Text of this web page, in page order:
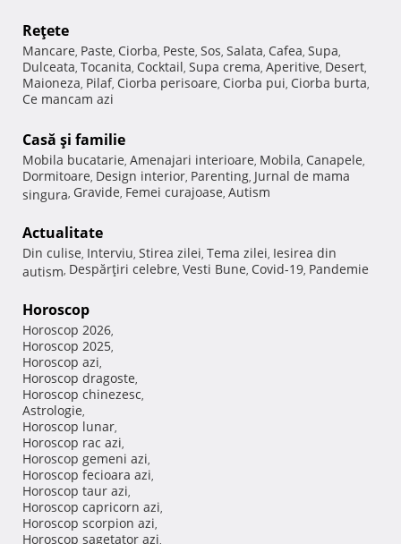
Reţete
Mancare, Paste, Ciorba, Peste, Sos, Salata, Cafea, Supa,
Dulceata, Tocanita, Cocktail, Supa crema, Aperitive, Desert,
Maioneza, Pilaf, Ciorba perisoare, Ciorba pui, Ciorba burta,
Ce mancam azi
Casă şi familie
Mobila bucatarie, Amenajari interioare, Mobila, Canapele,
Dormitoare, Design interior, Parenting, Jurnal de mama
singura, Gravide, Femei curajoase, Autism
Actualitate
Din culise, Interviu, Stirea zilei, Tema zilei, Iesirea din
autism, Despărţiri celebre, Vesti Bune, Covid-19, Pandemie
Horoscop
Horoscop 2026,
Horoscop 2025,
Horoscop azi,
Horoscop dragoste,
Horoscop chinezesc,
Astrologie,
Horoscop lunar,
Horoscop rac azi,
Horoscop gemeni azi,
Horoscop fecioara azi,
Horoscop taur azi,
Horoscop capricorn azi,
Horoscop scorpion azi,
Horoscop sagetator azi,